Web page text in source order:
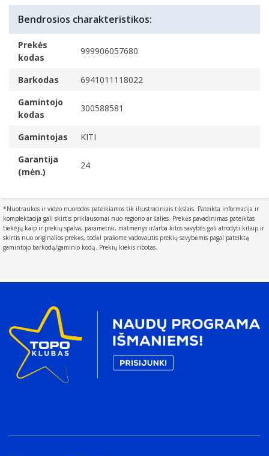
Bendrosios charakteristikos:
Prekės
kodas
999906057680
Barkodas
6941011118022
Gamintojo
kodas
300588581
Gamintojas
KITI
Garantija
(mėn.)
24
*Nuotraukos ir video nuorodos pateikiamos tik iliustraciniais tikslais. Pateikta informacija ir
komplektacija gali skirtis priklausomai nuo regiono ar šalies. Prekės pavadinimas pateiktas
tiekėjų kaip ir prekių spalva, parametrai, matmenys ir/arba kitos savybės gali atrodyti kitaip ir
skirtis nuo originalios prekės, todėl prašome vadovautis prekių savybėmis pagal pateiktą
gamintojo barkodą/gaminio kodą. Prekių kiekis ribotas.